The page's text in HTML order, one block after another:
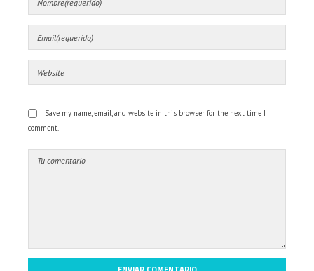
Save my name, email, and website in this browser for the next time I
comment.